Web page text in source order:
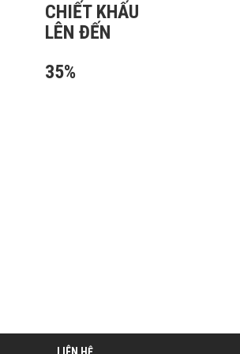
CHIẾT KHẤU
LÊN ĐẾN
35%
LIÊN HỆ